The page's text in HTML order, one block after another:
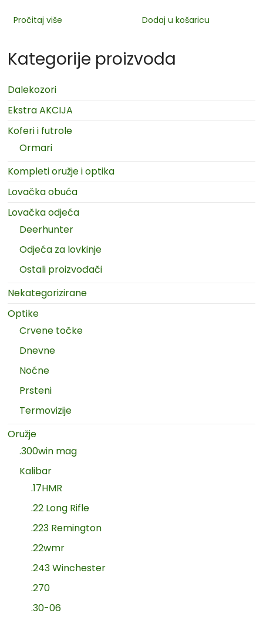
Pročitaj više Dodaj u košaricu
Kategorije proizvoda
Dalekozori
Ekstra AKCIJA
Koferi i futrole
Ormari
Kompleti oružje i optika
Lovačka obuća
Lovačka odjeća
Deerhunter
Odjeća za lovkinje
Ostali proizvođači
Nekategorizirane
Optike
Crvene točke
Dnevne
Noćne
Prsteni
Termovizije
Oružje
.300win mag
Kalibar
.17HMR
.22 Long Rifle
.223 Remington
.22wmr
.243 Winchester
.270
.30-06